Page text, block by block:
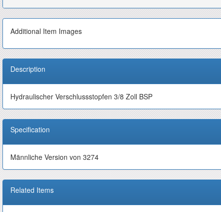
Additional Item Images
Description
Hydraulischer Verschlussstopfen 3/8 Zoll BSP
Specification
Männliche Version von 3274
Related Items